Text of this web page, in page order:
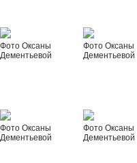
Фото Оксаны
Дементьевой
Фото Оксаны
Дементьевой
Фото Оксаны
Дементьевой
Фото Оксаны
Дементьевой